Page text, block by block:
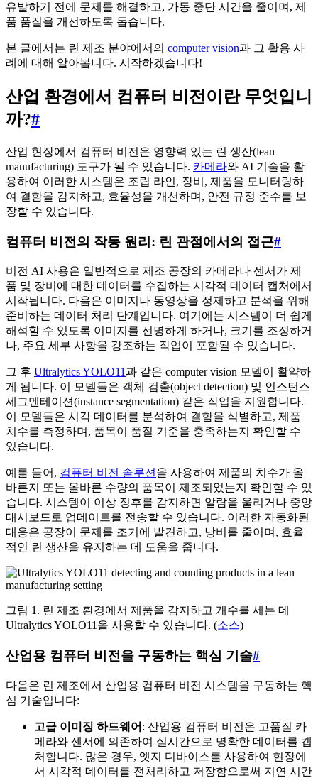
유발하기 전에 문제를 해결하고, 가동 중단 시간을 줄이며, 제
품 품질을 개선하도록 돕습니다.
본 글에서는 린 제조 분야에서의 computer vision과 그 활용 사
례에 대해 알아봅니다. 시작하겠습니다!
산업 환경에서 컴퓨터 비전이란 무엇입니
까?#
산업 현장에서 컴퓨터 비전은 영향력 있는 린 생산(lean
manufacturing) 도구가 될 수 있습니다. 카메라와 AI 기술을 활
용하여 이러한 시스템은 조립 라인, 장비, 제품을 모니터링하
여 결함을 감지하고, 효율성을 개선하며, 안전 규정 준수를 보
장할 수 있습니다.
컴퓨터 비전의 작동 원리: 린 관점에서의 접근#
비전 AI 사용은 일반적으로 제조 공장의 카메라나 센서가 제
품 및 장비에 대한 데이터를 수집하는 시각적 데이터 캡처에서
시작됩니다. 다음은 이미지나 동영상을 정제하고 분석을 위해
준비하는 데이터 처리 단계입니다. 여기에는 시스템이 더 쉽게
해석할 수 있도록 이미지를 선명하게 하거나, 크기를 조정하거
나, 주요 세부 사항을 강조하는 작업이 포함될 수 있습니다.
그 후 Ultralytics YOLO11과 같은 computer vision 모델이 활약하
게 됩니다. 이 모델들은 객체 검출(object detection) 및 인스턴스
세그멘테이션(instance segmentation) 같은 작업을 지원합니다.
이 모델들은 시각 데이터를 분석하여 결함을 식별하고, 제품
치수를 측정하며, 품목이 품질 기준을 충족하는지 확인할 수
있습니다.
예를 들어, 컴퓨터 비전 솔루션 을 사용하여 제품의 치수가 올
바른지 또는 올바른 수량의 품목이 제조되었는지 확인할 수 있
습니다. 시스템이 이상 징후를 감지하면 알람을 울리거나 중앙
대시보드로 업데이트를 전송할 수 있습니다. 이러한 자동화된
대응은 공장이 문제를 조기에 발견하고, 낭비를 줄이며, 효율
적인 린 생산을 유지하는 데 도움을 줍니다.
그림 1. 린 제조 환경에서 제품을 감지하고 개수를 세는 데
Ultralytics YOLO11을 사용할 수 있습니다. (소스)
산업용 컴퓨터 비전을 구동하는 핵심 기술#
다음은 린 제조에서 산업용 컴퓨터 비전 시스템을 구동하는 핵
심 기술입니다:
고급 이미징 하드웨어 : 산업용 컴퓨터 비전은 고품질 카
메라와 센서에 의존하여 실시간으로 명확한 데이터를 캡
처합니다. 많은 경우, 엣지 디바이스를 사용하여 현장에
서 시각적 데이터를 전처리하고 저장함으로써 지연 시간